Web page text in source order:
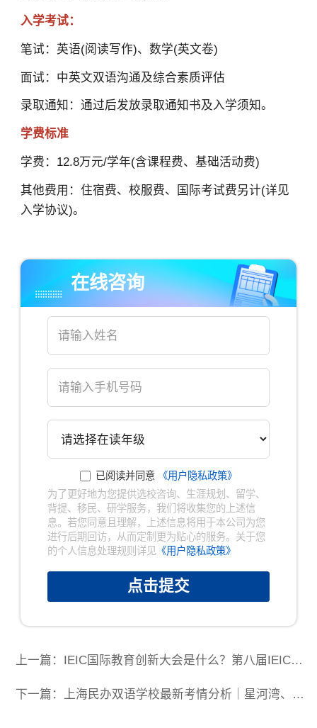
入学考试：
笔试：英语(阅读写作)、数学(英文卷)
面试：中英文双语沟通及综合素质评估
录取通知：通过后发放录取通知书及入学须知。
学费标准
学费：12.8万元/学年(含课程费、基础活动费)
其他费用：住宿费、校服费、国际考试费另计(详见
入学协议)。
在线咨询
已阅读并同意
《用户隐私政策》
为了更好地为您提供选校咨询、生涯规划、留学、
背提、移民、研学服务，我们将收集您的上述信
息。若您同意且理解，上述信息将用于本公司为您
进行后期回访，从而定制更为贴心的服务。关于您
的个人信息处理规则详见《用户隐私政策》
点击提交
上一篇：IEIC国际教育创新大会是什么？第八届IEIC国际教育创新大会重磅来袭！
下一篇：上海民办双语学校最新考情分析｜星河湾、包玉刚、世外、平和等